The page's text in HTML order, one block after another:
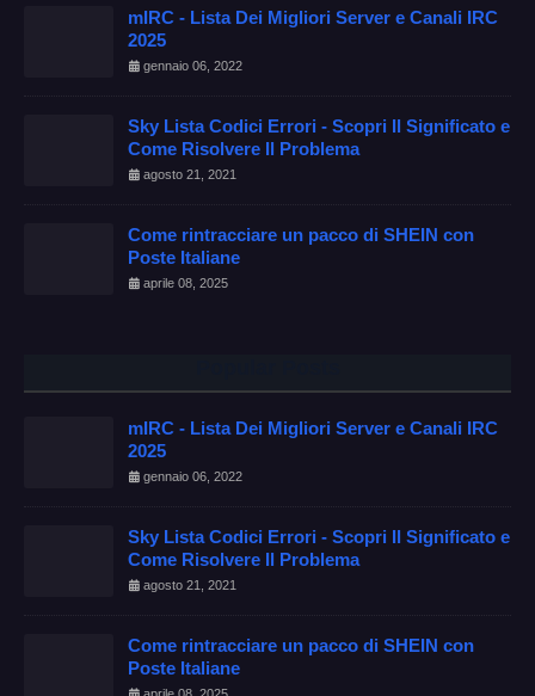
mIRC - Lista Dei Migliori Server e Canali IRC
2025
gennaio 06, 2022
Sky Lista Codici Errori - Scopri Il Significato e
Come Risolvere Il Problema
agosto 21, 2021
Come rintracciare un pacco di SHEIN con
Poste Italiane
aprile 08, 2025
mIRC - Lista Dei Migliori Server e Canali IRC
2025
gennaio 06, 2022
Sky Lista Codici Errori - Scopri Il Significato e
Come Risolvere Il Problema
agosto 21, 2021
Come rintracciare un pacco di SHEIN con
Poste Italiane